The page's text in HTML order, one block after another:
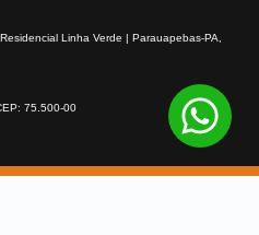
Linha Verde | Parauapebas-PA,
75.500-00